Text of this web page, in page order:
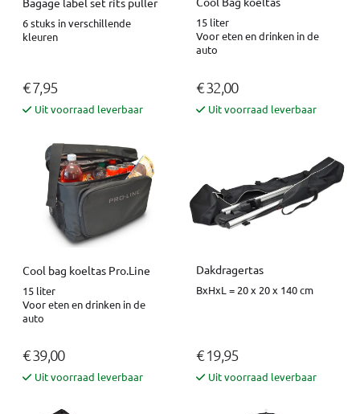
6 stuks in verschillende
kleuren
€ 7,95
Uit voorraad leverbaar
15 liter
Voor eten en drinken in de
auto
€ 32,00
Uit voorraad leverbaar
Cool bag koeltas Pro.Line
15 liter
Voor eten en drinken in de
auto
€ 39,00
Uit voorraad leverbaar
Dakdragertas
BxHxL = 20 x 20 x 140 cm
€ 19,95
Uit voorraad leverbaar